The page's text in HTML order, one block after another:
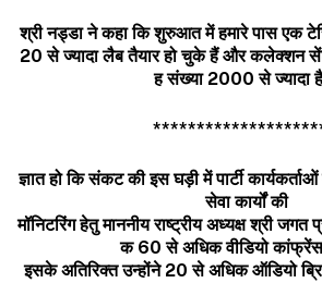
श्री नड्डा ने कहा कि शुरुआत में हमारे पास एक
20से ज्यादा लैब तैयार हो चुके हैं और कलेक्शन
ह संख्या2000से ज्यादा
ज्ञात हो कि संकट की इस घड़ी में पार्टी कार्यकर्ताओं
सेवा कार्यों की
मॉनिटरिंग हेतु माननीय राष्ट्रीय अध्यक्ष श्री जगत
क60से अधिक वीडियो कांफ्रेंस
इसके अतिरिक्त उन्होंने20से अधिक ऑडियो